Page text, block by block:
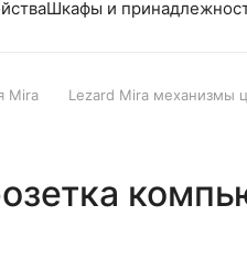
Шкафы и
Mira
Lezard Mira механизмы